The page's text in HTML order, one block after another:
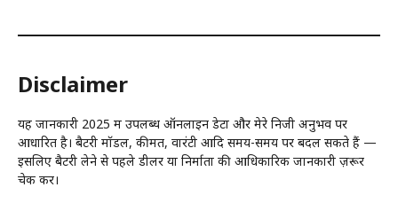
Disclaimer
यह जानकारी 2025 में उपलब्ध ऑनलाइन डेटा और मेरे निजी अनुभव पर
आधारित है। बैटरी मॉडल, कीमत, वारंटी आदि समय-समय पर बदल सकते हैं —
इसलिए बैटरी लेने से पहले डीलर या निर्माता की आधिकारिक जानकारी ज़रूर
चेक करें।